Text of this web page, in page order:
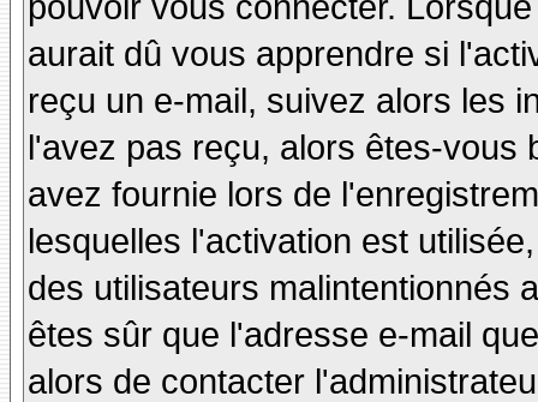
aurait dû vous apprendre si
reçu un e-mail, suivez alors les
l'avez pas reçu, alors êtes-vous
avez fournie lors de
lesquelles l'activation est
des utilisateurs malintentionnés
êtes sûr que l'adresse e-mail
alors de contacter